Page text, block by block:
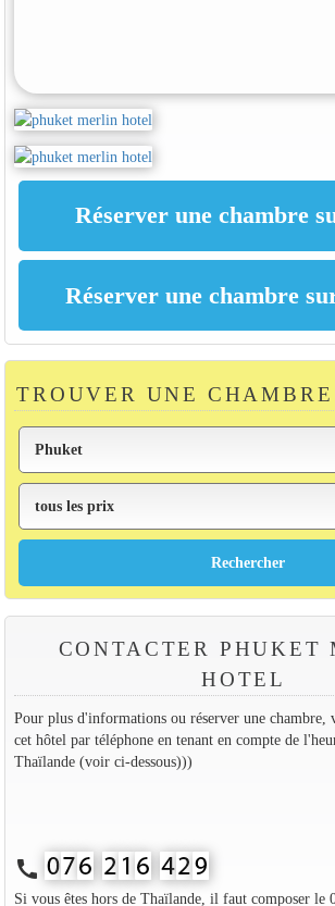
TROUVER UNE
CONTACTER PHUKET
HOTEL
Pour plus d'informations ou réserver une chambre,
cet hôtel par téléphone en tenant en compte de
Thaïlande (voir ci-dessous)))
call
Si vous êtes hors de Thaïlande, il faut composer le